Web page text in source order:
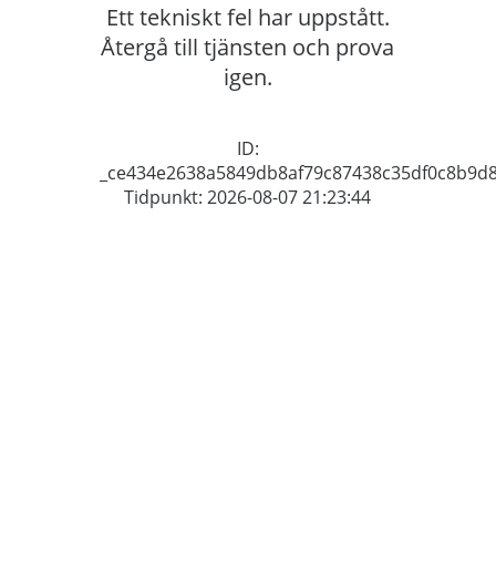
Ett tekniskt fel har uppstått.
Återgå till tjänsten och prova
igen.
ID:
Tidpunkt: 2026-08-07 21:23:44